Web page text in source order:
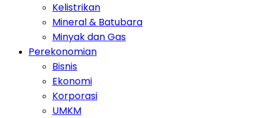
Kelistrikan
Mineral & Batubara
Minyak dan Gas
Perekonomian
Bisnis
Ekonomi
Korporasi
UMKM